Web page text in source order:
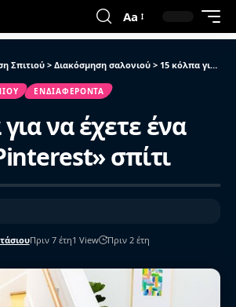
Aa
Σπιτιού> Διακόσμηση σαλονιού > 15 κόλπα για να έχετε ένα «σαν το Pinterest» σπίτι
ΕΝΔΙΑΦΈΡΟΝΤΑ
να έχετε ένα
σπίτι
Πριν 7 έτη1 View Πριν 2 έτη